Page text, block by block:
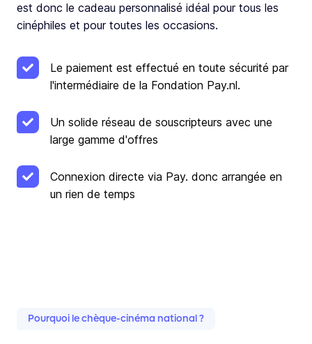
est donc le cadeau personnalisé idéal pour tous les
cinéphiles et pour toutes les occasions.
Le paiement est effectué en toute sécurité par
l'intermédiaire de la Fondation Pay.nl.
Un solide réseau de souscripteurs avec une
large gamme d'offres
Connexion directe via Pay. donc arrangée en
un rien de temps
Pourquoi le chèque-cinéma national ?